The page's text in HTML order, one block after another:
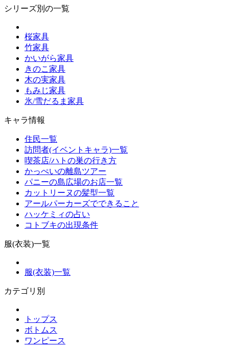
シリーズ別の一覧
桜家具
竹家具
かいがら家具
きのこ家具
木の実家具
もみじ家具
氷/雪だるま家具
キャラ情報
住民一覧
訪問者(イベントキャラ)一覧
喫茶店/ハトの巣の行き方
かっぺいの離島ツアー
パニーの島広場のお店一覧
カットリーヌの髪型一覧
アールパーカーズでできること
ハッケミィの占い
コトブキの出現条件
服(衣装)一覧
服(衣装)一覧
カテゴリ別
トップス
ボトムス
ワンピース